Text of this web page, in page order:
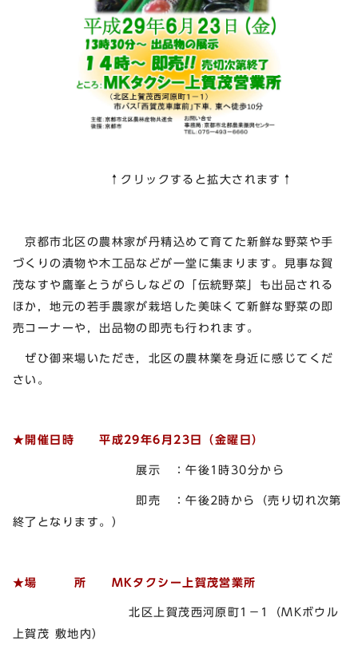
↑クリックすると拡大されます↑
京都市北区の農林家が丹精込めて育てた新鮮な野菜や手
づくりの漬物や木工品などが一堂に集まります。見事な賀
茂なすや鷹峯とうがらしなどの「伝統野菜」も出品される
ほか，地元の若手農家が栽培した美味くて新鮮な野菜の即
売コーナーや，出品物の即売も行われます。
ぜひ御来場いただき，北区の農林業を身近に感じてくだ
さい。
★開催日時 平成29年6月23日（金曜日）
展示 ：午後1時30分から
即売 ：午後2時から（売り切れ次第
終了となります。）
★場 所 MKタクシー上賀茂営業所
北区上賀茂西河原町1－1（MKボウル
上賀茂 敷地内）